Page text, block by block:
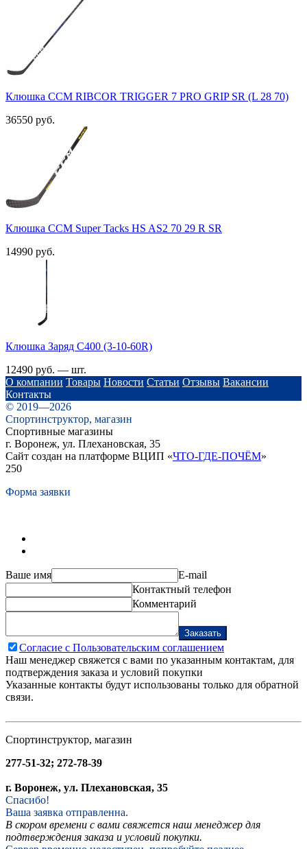
Клюшка CCM RIBCOR TRIGGER 7 PRO GRIP SR (L 28 70)
36550 руб.
Клюшка CCM Super Tacks HS AS2 70 29 R SR
14990 руб.
Клюшка Заряд C400 (3-10-60R)
12490 руб. — шт.
О компании Товары Новости Статьи Отзывы Вакансии
Контакты
© 2019—2026
Спортинструктор, магазин
Спортивные магазины
г. Воронеж, ул. Плехановская, 35
Сайт создан на платформе ВЦИП «ЧТО-ГДЕ-ПОЧЁМ»
250
Форма заявки
Ваше имя
E-mail
Контактный телефон
Комментарий
Заказать
Согласие с Пользовательским соглашением
Наш менеджер свяжется с вами по указанным контактам, для
подтверждения заказа и условий покупки
Указанные контакты будут использованы только для обратной
связи.
Спортинструктор, магазин
277-51-32; 272-78-39
г. Воронеж, ул. Плехановская, 35
Спасибо!
Ваша заявка отправленна.
В скором времени с вами свяжется наш менеджер для
подтверждения заказа и условий покупки.